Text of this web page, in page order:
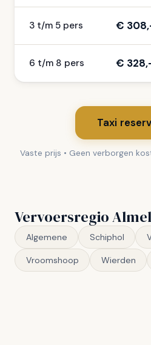
3 t/m 5 pers €
6 t/m 8 pers €
Taxi
Vaste prijs • Geen verborgen
Vervoersregio
Algemene Schiphol
Vroomshoop Wierden